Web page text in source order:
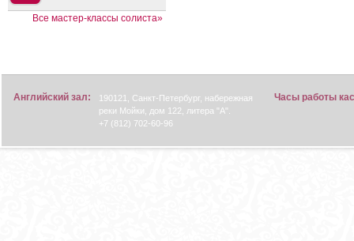
Все мастер-классы солиста»
Английский зал:
190121, Санкт-Петербург, набережная
реки Мойки, дом 122, литера "А".
+7 (812) 702-60-96
Часы работы